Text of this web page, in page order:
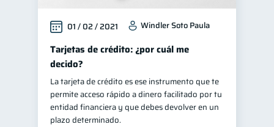
01 / 02 / 2021 Windler Soto Paula
Tarjetas de crédito: ¿por cuál me
decido?
La tarjeta de crédito es ese instrumento que te
permite acceso rápido a dinero facilitado por tu
entidad financiera y que debes devolver en un
plazo determinado.